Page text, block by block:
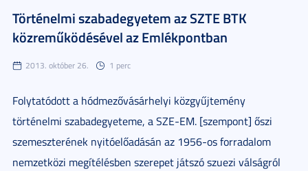
Történelmi szabadegyetem az SZTE BTK
közreműködésével az Emlékpontban
2013. október 26. 1 perc
Folytatódott a hódmezővásárhelyi közgyűjtemény
történelmi szabadegyeteme, a SZE-EM. [szempont] őszi
szemeszterének nyitóelőadásán az 1956-os forradalom
nemzetközi megítélésben szerepet játszó szuezi válságról